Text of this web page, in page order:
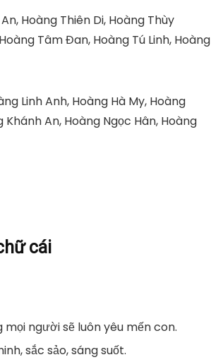
Hoàng Thiên Di, Hoàng Thùy
Tâm Đan, Hoàng Tú Linh, Hoàng
Linh Anh, Hoàng Hà My, Hoàng
Khánh An, Hoàng Ngọc Hân, Hoàng
cái
người sẽ luôn yêu mến con.
sắc sảo, sáng suốt.